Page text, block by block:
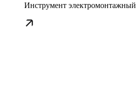
Инструмент электромонтажный